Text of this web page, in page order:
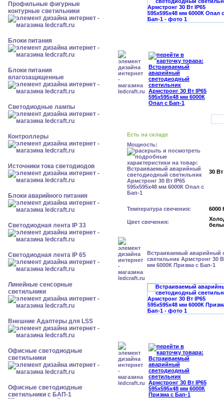
Профильные фигурные
контурные светильники
Блоки питания
Блоки питания
влагозащищенные
Светодиодные лампы
Контроллеры
Источники тока светодиодов
Блоки аварийного питания
Светодиодная лента IP 33
Светодиодная лента IP 65
Линейные сенсорные
светильники
Внешние Адаптеры для LSS
Офисные светодиодные
светильники
Офисные светодиодные
светильники с БАП-1
Есть на складе
Мощность:
30 Вт
Температура свечения: 6000
Цвет свечения:
Встраиваемый аварийный
светильник Армстронг 30
мм 6000К Призма с Бап-1